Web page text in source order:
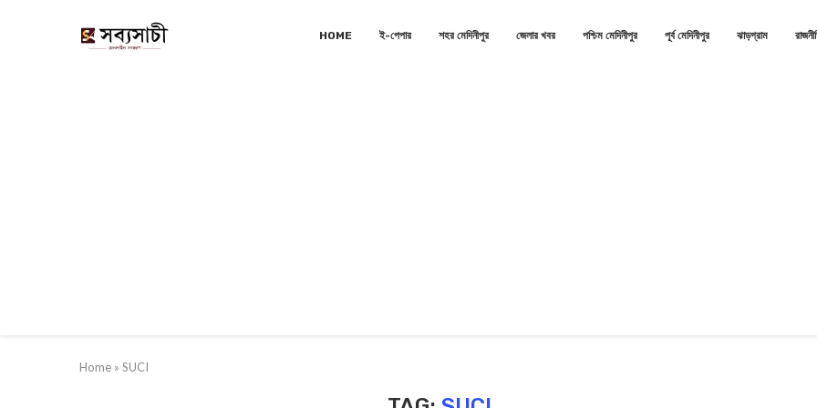
HOME ই-পেপার শহর মেদিনীপুর জেলার খবর পশ্চিম মেদিনীপুর পূর্ব মেদিনীপুর ঝাড়গ্রাম
Home » SUCI